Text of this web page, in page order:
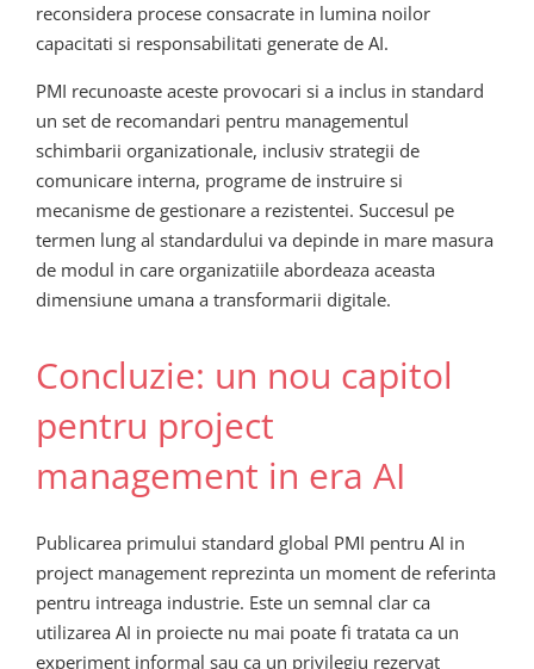
reconsidera procese consacrate in lumina noilor
capacitati si responsabilitati generate de AI.
PMI recunoaste aceste provocari si a inclus in standard
un set de recomandari pentru managementul
schimbarii organizationale, inclusiv strategii de
comunicare interna, programe de instruire si
mecanisme de gestionare a rezistentei. Succesul pe
termen lung al standardului va depinde in mare masura
de modul in care organizatiile abordeaza aceasta
dimensiune umana a transformarii digitale.
Concluzie: un nou capitol
pentru project
management in era AI
Publicarea primului standard global PMI pentru AI in
project management reprezinta un moment de referinta
pentru intreaga industrie. Este un semnal clar ca
utilizarea AI in proiecte nu mai poate fi tratata ca un
experiment informal sau ca un privilegiu rezervat